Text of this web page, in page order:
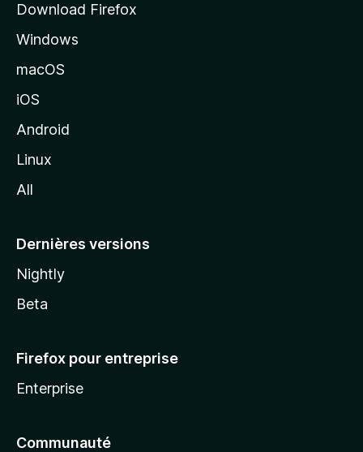
l
d
o
z
l
Download Firefox
Windows
macOS
iOS
Android
Linux
All
Dernières versions
Nightly
Beta
Firefox pour entreprise
Enterprise
Communauté